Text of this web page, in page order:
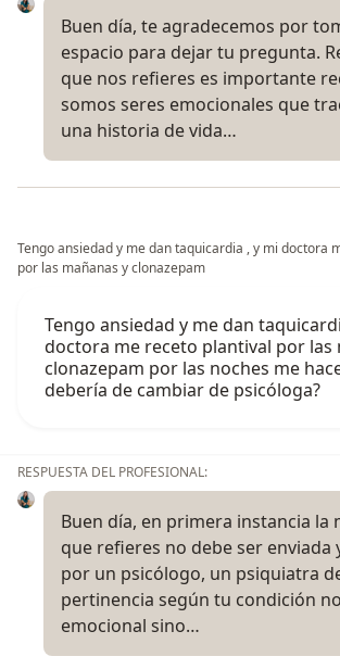
Buen día, te agradecemos por
espacio para dejar tu pregunta.
que nos refieres es importante
somos seres emocionales que
una historia de vida…
Tengo ansiedad y me dan taquicardia , y mi doctora
por las mañanas y clonazepam
Tengo ansiedad y me dan
doctora me receto plantival por las
clonazepam por las noches me
debería de cambiar de psicóloga?
RESPUESTA DEL PROFESIONAL:
Buen día, en primera instancia la
que refieres no debe ser enviada
por un psicólogo, un psiquiatra
pertinencia según tu condición
emocional sino…